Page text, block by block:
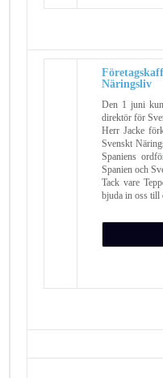
Näringsliv
Den 1 juni
direktör för
Herr Jacke
Svenskt
Spaniens
Spanien och
Tack vare
bjuda in oss till